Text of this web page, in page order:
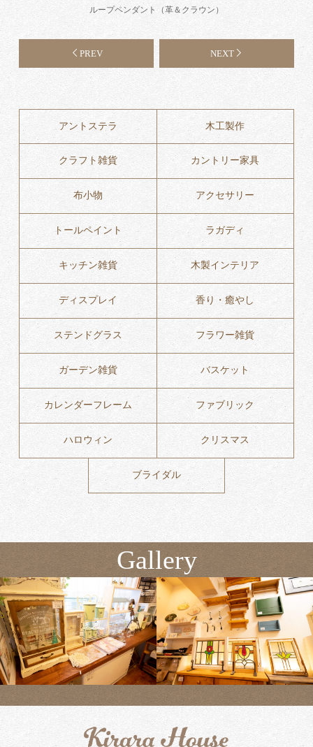
ループペンダント（革＆クラウン）
PREV NEXT
アントステラ 木工製作
クラフト雑貨 カントリー家具
布小物 アクセサリー
トールペイント ラガディ
キッチン雑貨 木製インテリア
ディスプレイ 香り・癒やし
ステンドグラス フラワー雑貨
ガーデン雑貨 バスケット
カレンダーフレーム ファブリック
ハロウィン クリスマス
ブライダル
Gallery